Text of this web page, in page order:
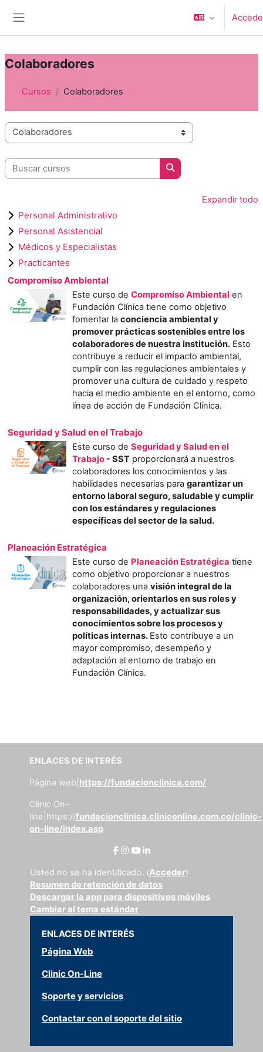
Colaboradores
Cursos Colaboradores
Categorías de curso
Buscar cursos
Buscar cursos
Expandir todo
Personal Administrativo
Personal Asistencial
Médicos y Especialistas
Practicantes
Compromiso Ambiental
Este curso de Compromiso Ambiental en
Fundación Clínica tiene como objetivo
fomentar la conciencia ambiental y
promover prácticas sostenibles entre los
colaboradores de nuestra institución. Esto
contribuye a reducir el impacto ambiental,
cumplir con las regulaciones ambientales y
promover una cultura de cuidado y respeto
hacia el medio ambiente en el entorno, como
línea de acción de Fundación Clínica.
Seguridad y Salud en el Trabajo
Este curso de Seguridad y Salud en el
Trabajo - SST proporcionará a nuestros
colaboradores los conocimientos y las
habilidades necesarias para garantizar un
entorno laboral seguro, saludable y cumplir
con los estándares y regulaciones
específicas del sector de la salud.
Planeación Estratégica
Este curso de Planeación Estratégica tiene
como objetivo proporcionar a nuestros
colaboradores una visión integral de la
organización, orientarlos en sus roles y
responsabilidades, y actualizar sus
conocimientos sobre los procesos y
políticas internas. Esto contribuye a un
mayor compromiso, desempeño y
adaptación al entorno de trabajo en
Fundación Clínica.
ENLACES DE INTERÉS
Página web| https://fundacionclinica.com/
Clinic On-
line|https://fundacionclinica.cliniconline.com.co/clinic-
on-line/index.asp
Usted no se ha identificado. (Acceder)
Resumen de retención de datos
Descargar la app para dispositivos móviles
Cambiar al tema estándar
ENLACES DE INTERÉS
Página Web
Clinic On-Line
Soporte y servicios
Contactar con el soporte del sitio